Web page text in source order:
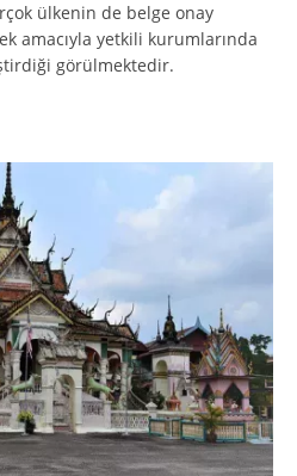
ülkenin de belge onay
amacıyla yetkili kurumlarında
görülmektedir.